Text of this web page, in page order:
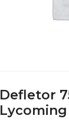
Defletor
Lycoming